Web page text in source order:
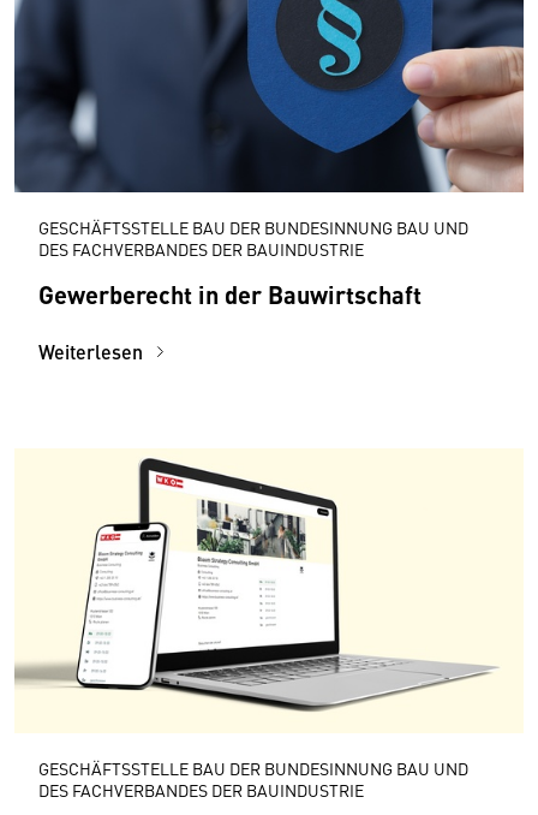
GESCHÄFTSSTELLE BAU DER BUNDESINNUNG BAU UND
DES FACHVERBANDES DER BAUINDUSTRIE
Gewerberecht in der Bauwirtschaft
Weiterlesen
GESCHÄFTSSTELLE BAU DER BUNDESINNUNG BAU UND
DES FACHVERBANDES DER BAUINDUSTRIE